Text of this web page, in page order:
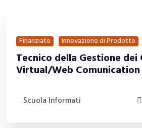
Finanziato Innovazione di Prodotto
Tecnico della Gestione dei
Virtual/Web Comunication
Scuola Informati